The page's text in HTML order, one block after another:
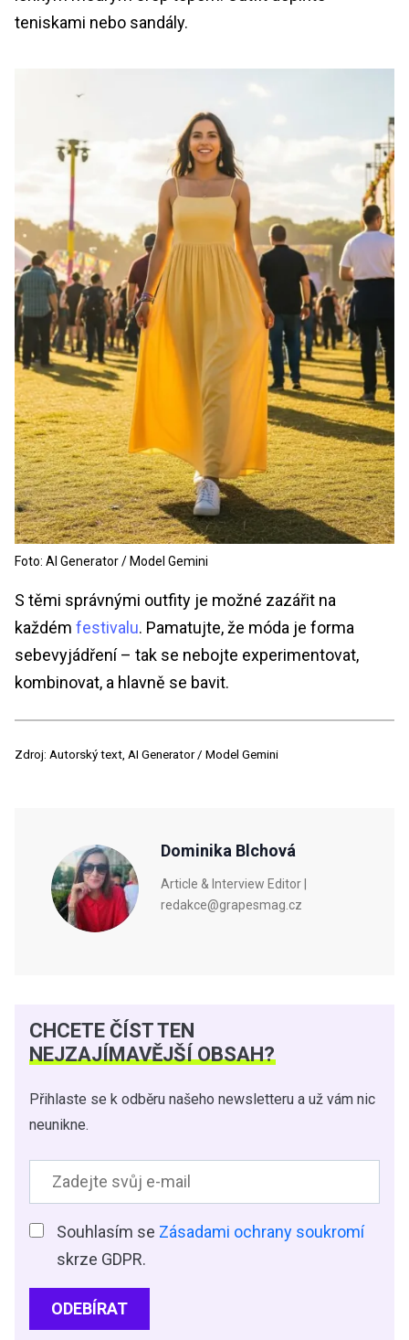
teniskami nebo sandály.
Foto: AI Generator / Model Gemini
S těmi správnými outfity je možné zazářit na
každém festivalu. Pamatujte, že móda je forma
sebevyjádření – tak se nebojte experimentovat,
kombinovat, a hlavně se bavit.
Zdroj: Autorský text, AI Generator / Model Gemini
Dominika Blchová
Article & Interview Editor |
redakce@grapesmag.cz
CHCETE ČÍST TEN
NEJZAJÍMAVĚJŠÍ OBSAH?
Přihlaste se k odběru našeho newsletteru a už vám nic
neunikne.
Souhlasím se Zásadami ochrany soukromí
skrze GDPR.
ODEBÍRAT